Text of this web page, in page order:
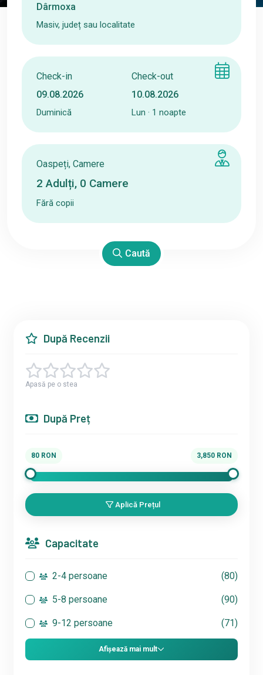
Masiv, județ sau localitate
Check-in
Duminică
Check-out
Lun · 1 noapte
Oaspeți, Camere
2 Adulți, 0 Camere
Fără copii
Caută
După Recenzii
Apasă pe o stea
După Preț
80 RON 3,850RON
Aplică Prețul
Capacitate
2-4 persoane (80)
5-8 persoane (90)
9-12 persoane (71)
Afișează mai mult